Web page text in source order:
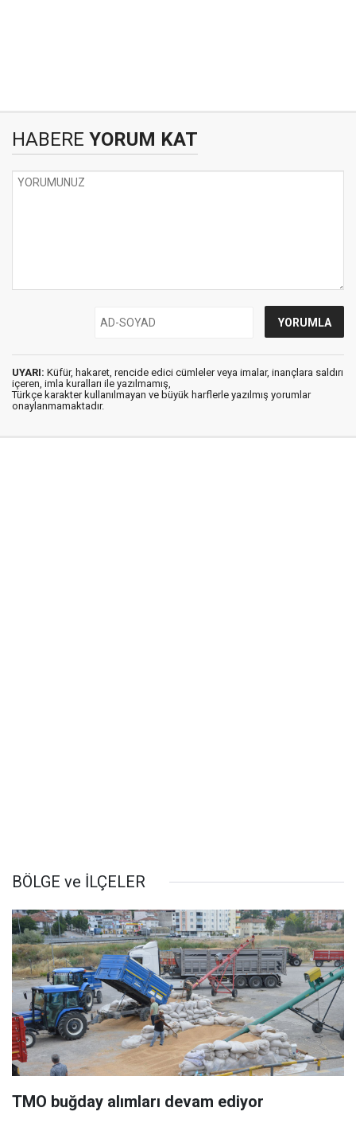
HABERE YORUM KAT
UYARI: Küfür, hakaret, rencide edici cümleler veya imalar, inançlara saldırı
içeren, imla kuralları ile yazılmamış,
Türkçe karakter kullanılmayan ve büyük harflerle yazılmış yorumlar
onaylanmamaktadır.
BÖLGE ve İLÇELER
TMO buğday alımları devam ediyor